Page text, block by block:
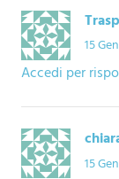
15
Accedi per
15